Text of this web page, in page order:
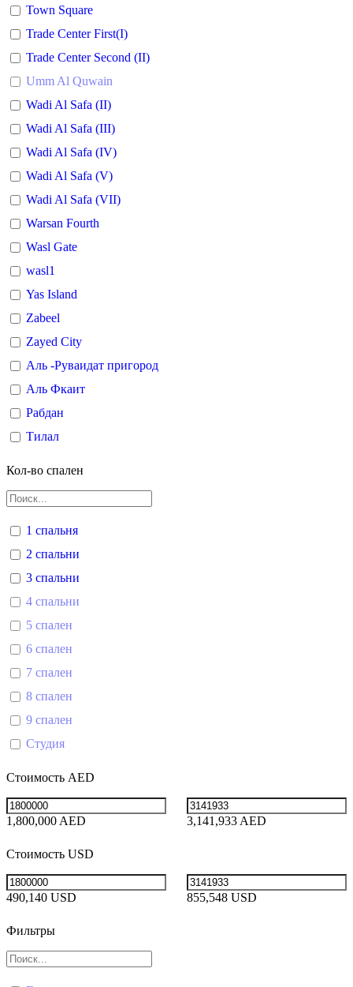
Town Square
Trade Center First(I)
Trade Center Second (II)
Umm Al Quwain
Wadi Al Safa (II)
Wadi Al Safa (III)
Wadi Al Safa (IV)
Wadi Al Safa (V)
Wadi Al Safa (VII)
Warsan Fourth
Wasl Gate
wasl1
Yas Island
Zabeel
Zayed City
Аль -Руваидат пригород
Аль Фкаит
Рабдан
Тилал
Кол-во спален
1 спальня
2 спальни
3 спальни
4 спальни
5 спален
6 спален
7 спален
8 спален
9 спален
Студия
Стоимость AED
1,800,000 AED 3,141,933 AED
Стоимость USD
490,140 USD 855,548 USD
Фильтры